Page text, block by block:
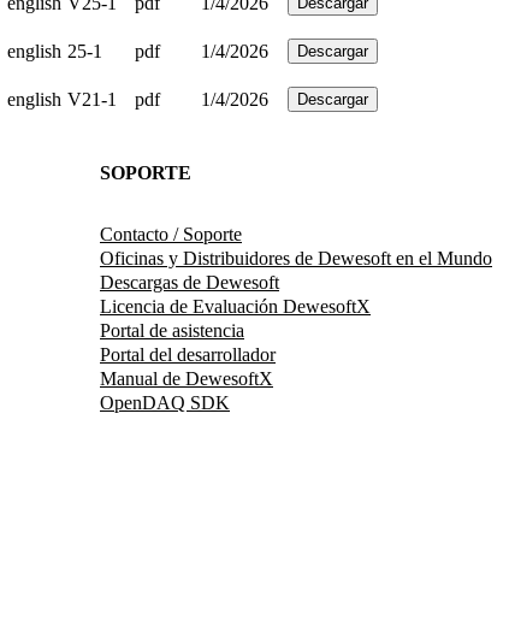
english 25-1 pdf 1/4/2026 Descargar
english V21-1 pdf 1/4/2026 Descargar
SOPORTE
Contacto / Soporte
Oficinas y Distribuidores de Dewesoft en el Mundo
Descargas de Dewesoft
Licencia de Evaluación DewesoftX
Portal de asistencia
Portal del desarrollador
Manual de DewesoftX
OpenDAQ SDK